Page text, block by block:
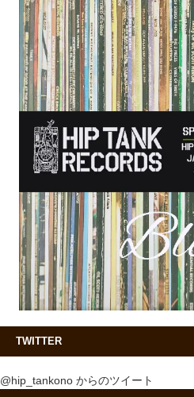
TWITTER
@hip_tankono からのツイート